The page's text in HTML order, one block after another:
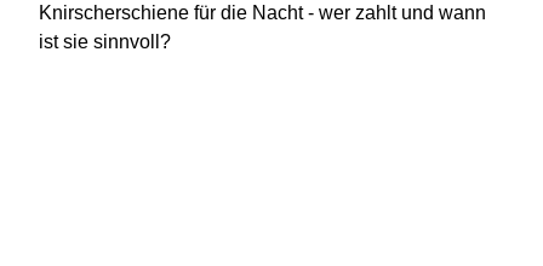
Knirscherschiene für die Nacht - wer zahlt und wann
ist sie sinnvoll?